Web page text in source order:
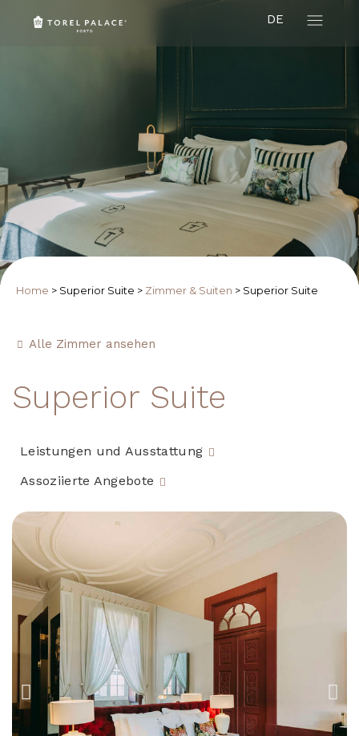
DE
Home > Superior Suite > Zimmer & Suiten > Superior Suite
Alle Zimmer ansehen
Superior Suite
Leistungen und Ausstattung
Assoziierte Angebote